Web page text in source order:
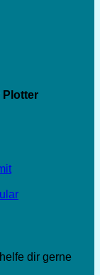
Plotter
dir gerne